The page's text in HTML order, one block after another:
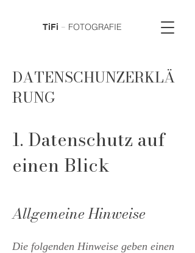
TiFi – FOTOGRAFIE
DATENSCHUNZERKLÄ
RUNG
1. Datenschutz auf
einen Blick
Allgemeine Hinweise
Die folgenden Hinweise geben einen